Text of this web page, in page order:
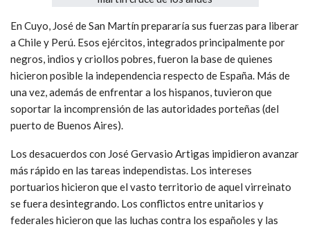
En Cuyo, José de San Martín prepararía sus fuerzas para liberar
a Chile y Perú. Esos ejércitos, integrados principalmente por
negros, indios y criollos pobres, fueron la base de quienes
hicieron posible la independencia respecto de España. Más de
una vez, además de enfrentar a los hispanos, tuvieron que
soportar la incomprensión de las autoridades porteñas (del
puerto de Buenos Aires).
Los desacuerdos con José Gervasio Artigas impidieron avanzar
más rápido en las tareas independistas. Los intereses
portuarios hicieron que el vasto territorio de aquel virreinato
se fuera desintegrando. Los conflictos entre unitarios y
federales hicieron que las luchas contra los españoles y las